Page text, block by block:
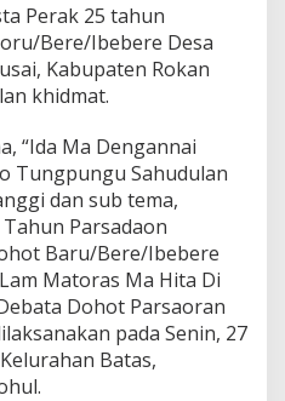
Perak 25 tahun
Bere/Ibebere Desa
Kabupaten Rokan
khidmat.
“Ida Ma Dengannai
Tungpungu Sahudulan
dan sub tema,
Parsadaon
Baru/Bere/Ibebere
Matoras Ma Hita Di
Dohot Parsaoran
pada Senin, 27
Batas,